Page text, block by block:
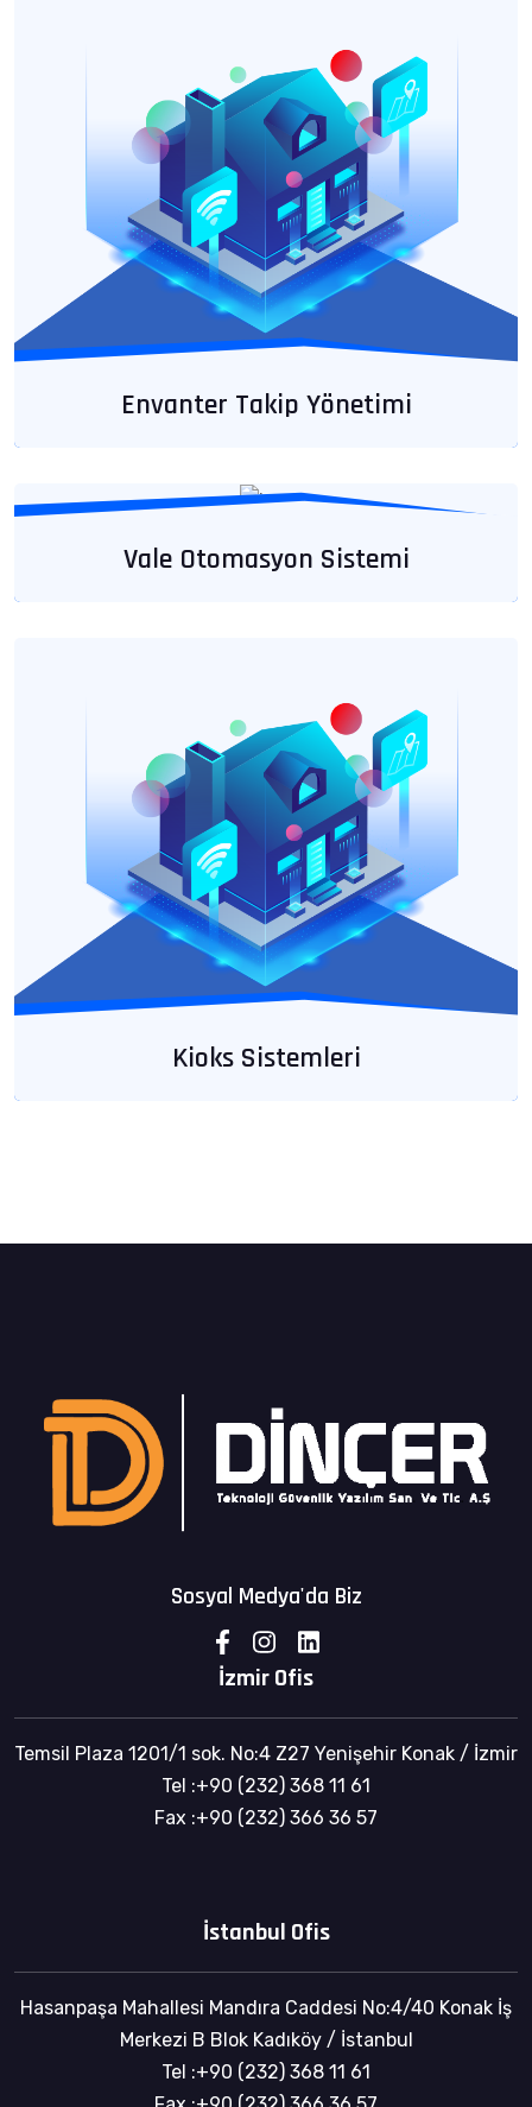
Envanter Takip Yönetimi
Vale Otomasyon Sistemi
Kioks Sistemleri
Sosyal Medya'da Biz
İzmir Ofis
Temsil Plaza 1201/1 sok. No:4 Z27 Yenişehir Konak / İzmir
Tel :+90 (232) 368 11 61
Fax :+90 (232) 366 36 57
İstanbul Ofis
Hasanpaşa Mahallesi Mandıra Caddesi No:4/40 Konak İş
Merkezi B Blok Kadıköy / İstanbul
Tel :+90 (232) 368 11 61